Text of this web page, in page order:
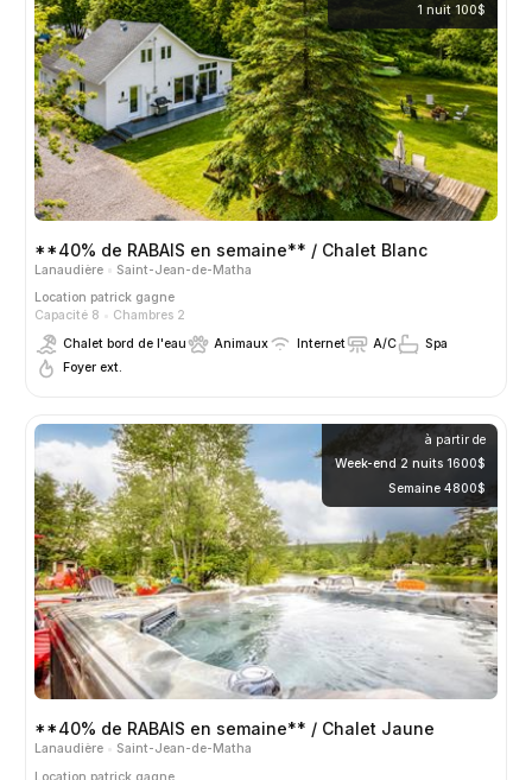
1 nuit 100$
**40% de RABAIS en semaine** / Chalet Blanc
Lanaudière
Saint-Jean-de-Matha
Location patrick gagne
Capacité 8
Chambres 2
Chalet bord de l'eau
Animaux Internet A/C
Spa
Foyer ext.
à partir de
Week-end 2 nuits 1600$
Semaine 4800$
**40% de RABAIS en semaine** / Chalet Jaune
Lanaudière
Saint-Jean-de-Matha
Location patrick gagne